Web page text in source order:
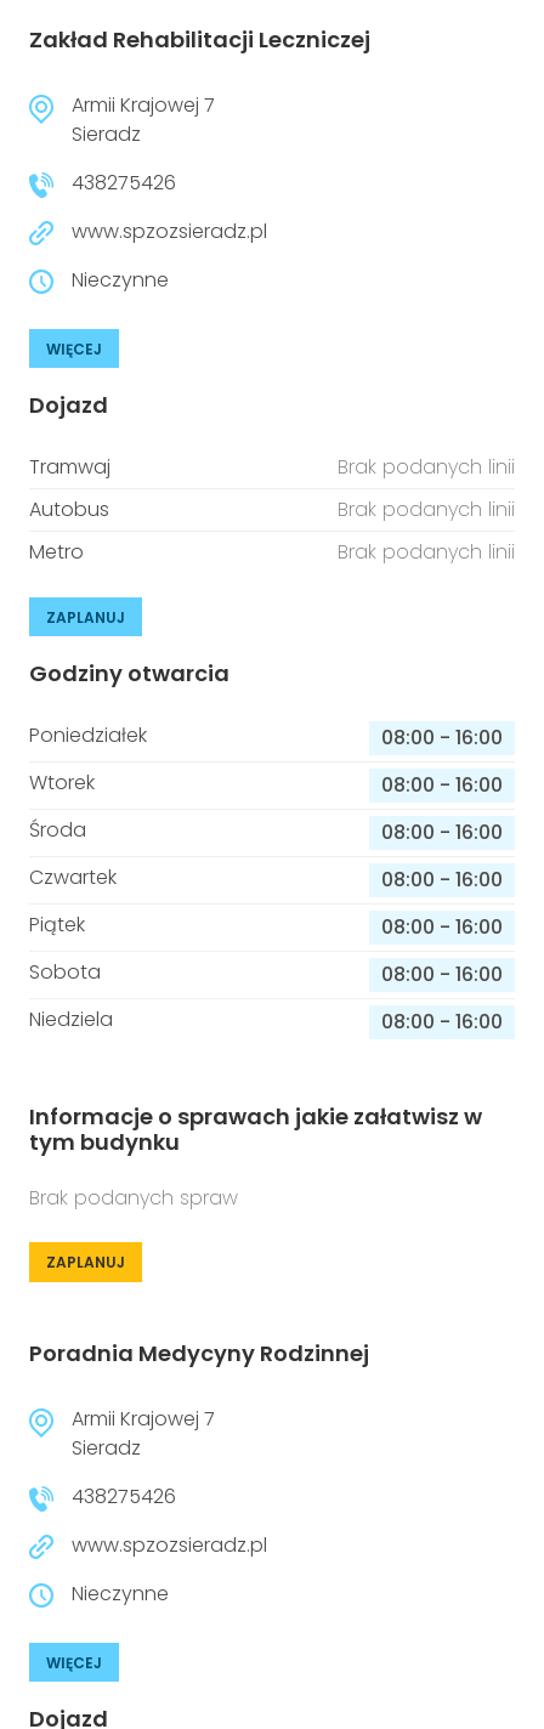
Zakład Rehabilitacji Leczniczej
Armii Krajowej 7
Sieradz
438275426
www.spzozsieradz.pl
Nieczynne
WIĘCEJ
Dojazd
Tramwaj
Brak podanych linii
Autobus
Brak podanych linii
Metro
Brak podanych linii
ZAPLANUJ
Godziny otwarcia
Poniedziałek 08:00 - 16:00
Wtorek
08:00 - 16:00
Środa
08:00 - 16:00
Czwartek
08:00 - 16:00
Piątek
08:00 - 16:00
Sobota
08:00 - 16:00
Niedziela
08:00 - 16:00
Informacje o sprawach jakie załatwisz w
tym budynku
Brak podanych spraw
ZAPLANUJ
Poradnia Medycyny Rodzinnej
Armii Krajowej 7
Sieradz
438275426
www.spzozsieradz.pl
Nieczynne
WIĘCEJ
Dojazd